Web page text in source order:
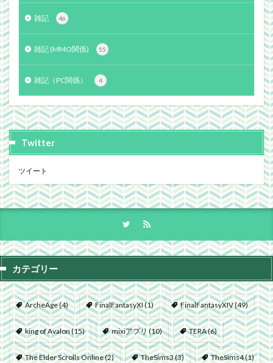
雑記 46
雑記 (MMO関係) 55
雑記（PC関係） 4
Twitter
ツイート
カテゴリー
ArcheAge(4) FinalFantasyXI(1) FinalFantasyXIV(49)
king of Avalon(15) mixiアプリ (10) TERA(6)
The Elder Scrolls Online(2) TheSims3(3) TheSims4(1)